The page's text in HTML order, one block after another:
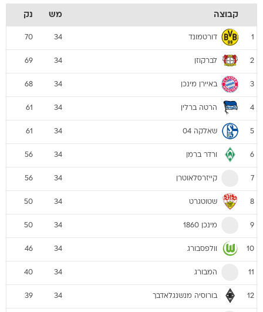
קבוצה מש נק
1 דורטמונד 34
70
2 לברקוזן 34
69
3 באיירן מינכן 34
68
4 הרטה ברלין 34
61
5 שאלקה 04 34
61
6 ורדר ברמן 34
56
7 קייזרסלאוטרן 34
56
8 שטוטגרט 34
50
9 מינכן 1860 34
50
10 וולפסבורג 34
46
11 המבורג 34
40
12 בורוסיה מנשנגלאדבך 34
39